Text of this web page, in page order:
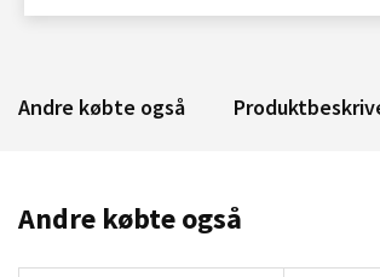
Andre købte også
Andre købte også